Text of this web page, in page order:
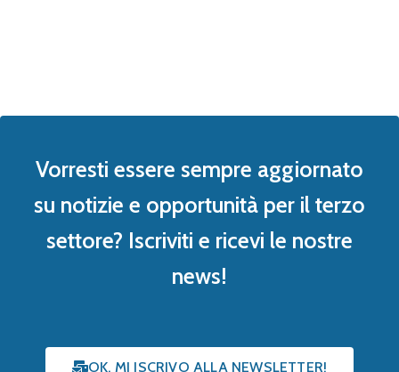
Vorresti essere sempre aggiornato
su notizie e opportunità per il terzo
settore? Iscriviti e ricevi le nostre
news!
OK, MI ISCRIVO ALLA NEWSLETTER!